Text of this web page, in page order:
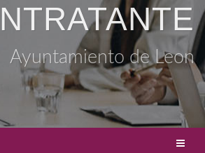
Ayuntamiento de Leon